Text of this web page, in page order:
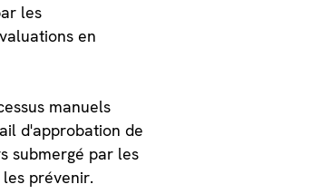
les
en
manuels
d'approbation de
submergé par les
prévenir.